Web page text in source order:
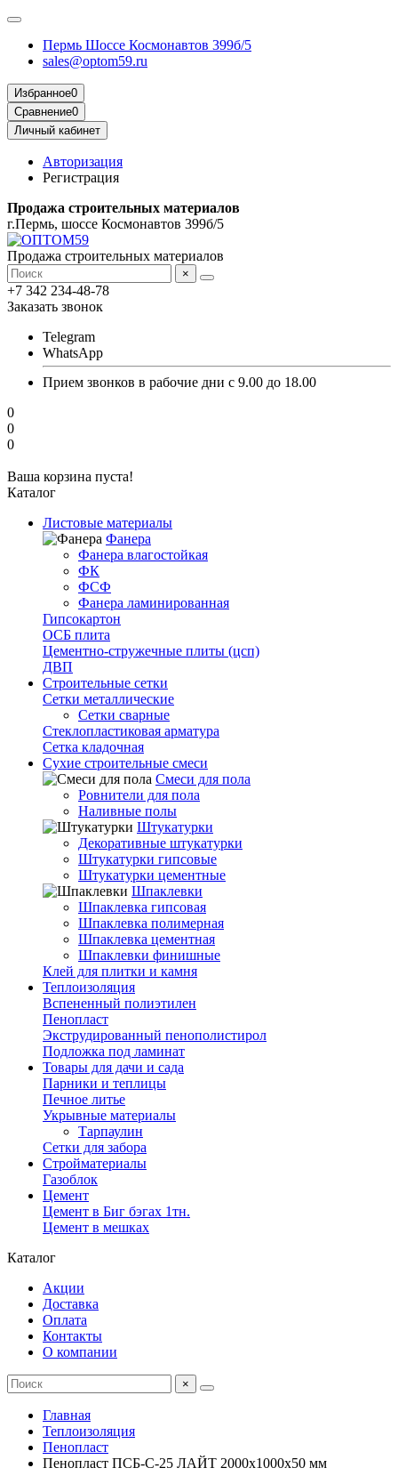
Пермь Шоссе Космонавтов 399б/5
sales@optom59.ru
Избранное0
Сравнение0
Личный кабинет
Авторизация
Регистрация
Продажа строительных материалов
г.Пермь, шоссе Космонавтов 399б/5
Продажа строительных материалов
×
+7 342 234-48-78
Заказать звонок
Telegram
WhatsApp
Прием звонков в рабочие дни с 9.00 до 18.00
0
0
0
Ваша корзина пуста!
Каталог
Листовые материалы
Фанера
Фанера влагостойкая
ФК
ФСФ
Фанера ламинированная
Гипсокартон
ОСБ плита
Цементно-стружечные плиты (цсп)
ДВП
Строительные сетки
Сетки металлические
Сетки сварные
Стеклопластиковая арматура
Сетка кладочная
Сухие строительные смеси
Смеси для пола
Ровнители для пола
Наливные полы
Штукатурки
Декоративные штукатурки
Штукатурки гипсовые
Штукатурки цементные
Шпаклевки
Шпаклевка гипсовая
Шпаклевка полимерная
Шпаклевка цементная
Шпаклевки финишные
Клей для плитки и камня
Теплоизоляция
Вспененный полиэтилен
Пенопласт
Экструдированный пенополистирол
Подложка под ламинат
Товары для дачи и сада
Парники и теплицы
Печное литье
Укрывные материалы
Тарпаулин
Сетки для забора
Стройматериалы
Газоблок
Цемент
Цемент в Биг бэгах 1тн.
Цемент в мешках
Каталог
Акции
Доставка
Оплата
Контакты
О компании
×
Главная
Теплоизоляция
Пенопласт
Пенопласт ПСБ-С-25 ЛАЙТ 2000х1000х50 мм